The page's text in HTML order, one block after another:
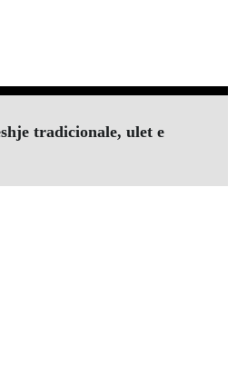
tradicionale, ulet e